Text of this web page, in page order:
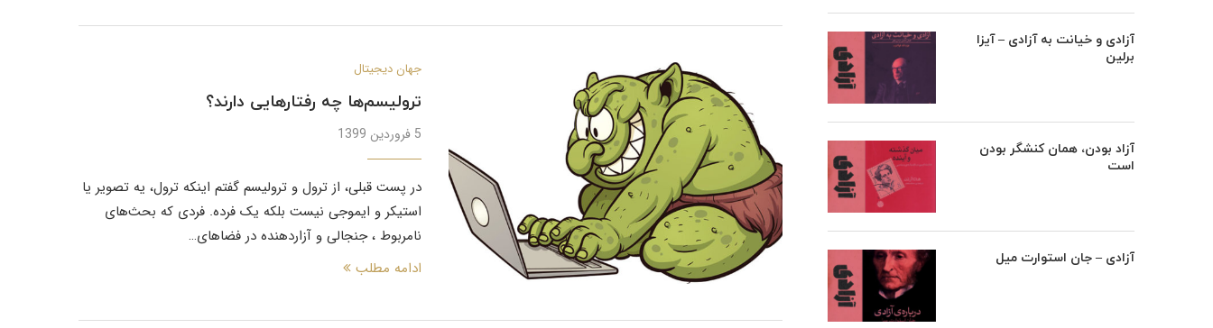
جهان دیجیتال
ترولیسم‌ها چه رفتارهایی دارند؟
5 فروردین 1399
در پست قبلی، از ترول و ترولیسم گفتم اینکه ترول، یه تصویر یا
استیکر و ایموجی نیست بلکه یک فرده. فردی که بحث‌های
نامربوط ، جنجالی و آزاردهنده در فضاهای…
ادامه مطلب
آزادی و خیانت به آزادی – آیزا
برلین
آزاد بودن، همان کنشگر بودن
است
آزادی – جان استوارت میل